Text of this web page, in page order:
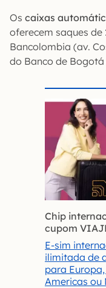
Os caixas
oferecem saques
Bancolombia (av.
do Banco de Bogotá
Chip
cupom
E-sim
ilimitada de
para
Americas ou